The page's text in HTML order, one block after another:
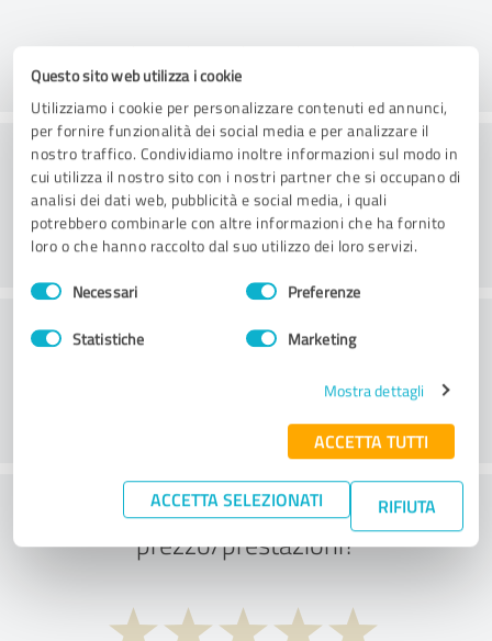
Questo sito web utilizza i cookie
Utilizziamo i cookie per personalizzare contenuti ed annunci,
per fornire funzionalità dei social media e per analizzare il
nostro traffico. Condividiamo inoltre informazioni sul modo in
cui utilizza il nostro sito con i nostri partner che si occupano di
analisi dei dati web, pubblicità e social media, i quali
potrebbero combinarle con altre informazioni che ha fornito
loro o che hanno raccolto dal suo utilizzo dei loro servizi.
Selezione
del
Necessari Preferenze
Statistiche Marketing
Mostra dettagli
ACCETTA TUTTI
ACCETTA SELEZIONATI RIFIUTA
Consulenza
Servizio clienti
Cosa ne pensate del rapporto
prezzo/prestazioni?